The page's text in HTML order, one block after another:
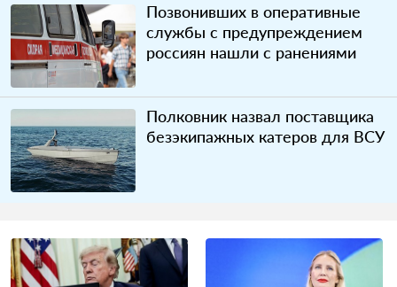
Позвонивших в оперативные
службы с предупреждением
россиян нашли с ранениями
Полковник назвал поставщика
безэкипажных катеров для ВСУ